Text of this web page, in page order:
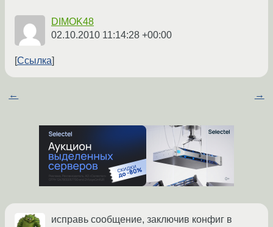
DIMOK48
02.10.2010 11:14:28 +00:00
Ссылка
← →
исправь сообщение, заключив конфиг в